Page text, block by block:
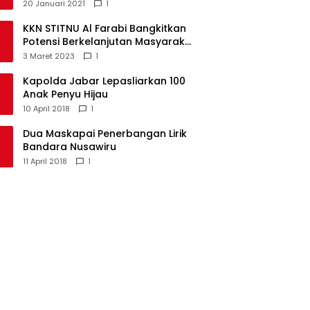
20 Januari 2021 1
KKN STITNU Al Farabi Bangkitkan
Potensi Berkelanjutan Masyarakat
Kecamatan Langkaplancar
3 Maret 2023 1
Kapolda Jabar Lepasliarkan 100
Anak Penyu Hijau
10 April 2018 1
Dua Maskapai Penerbangan Lirik
Bandara Nusawiru
11 April 2018 1